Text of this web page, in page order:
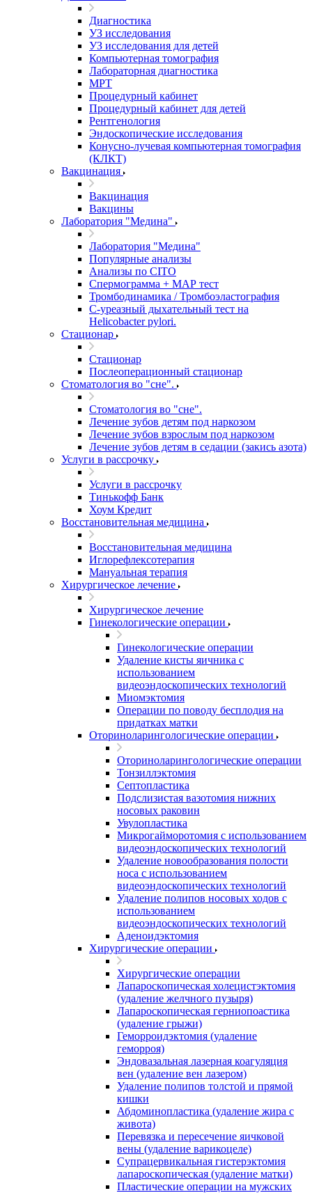
Диагностика
УЗ исследования
УЗ исследования для детей
Компьютерная томография
Лабораторная диагностика
МРТ
Процедурный кабинет
Процедурный кабинет для детей
Рентгенология
Эндоскопические исследования
Конусно-лучевая компьютерная томография
(КЛКТ)
Вакцинация
Вакцинация
Вакцины
Лаборатория "Медина"
Лаборатория "Медина"
Популярные анализы
Анализы по CITO
Спермограмма + МАР тест
Тромбодинамика / Тромбоэластография
С-уреазный дыхательный тест на
Helicobacter pylori.
Стационар
Стационар
Послеоперационный стационар
Стоматология во "сне".
Стоматология во "сне".
Лечение зубов детям под наркозом
Лечение зубов взрослым под наркозом
Лечение зубов детям в седации (закись азота)
Услуги в рассрочку
Услуги в рассрочку
Тинькофф Банк
Хоум Кредит
Восстановительная медицина
Восстановительная медицина
Иглорефлексотерапия
Мануальная терапия
Хирургическое лечение
Хирургическое лечение
Гинекологические операции
Гинекологические операции
Удаление кисты яичника с
использованием
видеоэндоскопических технологий
Миомэктомия
Операции по поводу бесплодия на
придатках матки
Оториноларингологические операции
Оториноларингологические операции
Тонзиллэктомия
Септопластика
Подслизистая вазотомия нижних
носовых раковин
Увулопластика
Микрогайморотомия с использованием
видеоэндоскопических технологий
Удаление новообразования полости
носа с использованием
видеоэндоскопических технологий
Удаление полипов носовых ходов с
использованием
видеоэндоскопических технологий
Аденоидэктомия
Хирургические операции
Хирургические операции
Лапароскопическая холецистэктомия
(удаление желчного пузыря)
Лапароскопическая герниопоастика
(удаление грыжи)
Геморроидэктомия (удаление
геморроя)
Эндовазальная лазерная коагуляция
вен (удаление вен лазером)
Удаление полипов толстой и прямой
кишки
Абдоминопластика (удаление жира с
живота)
Перевязка и пересечение яичковой
вены (удаление варикоцеле)
Супрацервикальная гистерэктомия
лапароскопическая (удаление матки)
Пластические операции на мужских